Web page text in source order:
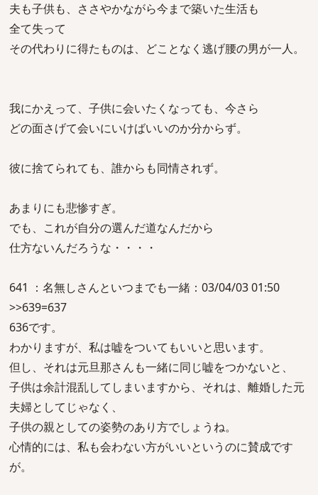
夫も子供も、ささやかながら今まで築いた生活も
全て失って
その代わりに得たものは、どことなく逃げ腰の男が一人。
我にかえって、子供に会いたくなっても、今さら
どの面さげて会いにいけばいいのか分からず。
彼に捨てられても、誰からも同情されず。
あまりにも悲惨すぎ。
でも、これが自分の選んだ道なんだから
仕方ないんだろうな・・・・
641 ：名無しさんといつまでも一緒：03/04/03 01:50
>>639=637
636です。
わかりますが、私は嘘をついてもいいと思います。
但し、それは元旦那さんも一緒に同じ嘘をつかないと、
子供は余計混乱してしまいますから、それは、離婚した元
夫婦としてじゃなく、
子供の親としての姿勢のあり方でしょうね。
心情的には、私も会わない方がいいというのに賛成です
が。